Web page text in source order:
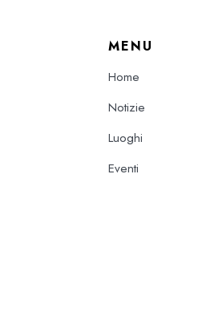
MENU
Home
Notizie
Luoghi
Eventi